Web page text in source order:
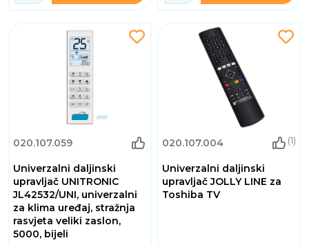
020.107.059
Univerzalni daljinski
upravljač UNITRONIC
JL42532/UNI, univerzalni
za klima uređaj, stražnja
rasvjeta veliki zaslon,
5000, bijeli
020.107.004 (1)
Univerzalni daljinski
upravljač JOLLY LINE za
Toshiba TV